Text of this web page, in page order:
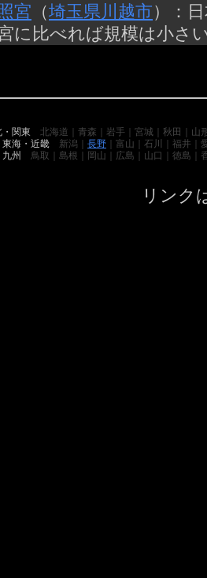
宮 （埼玉県 川越市）：
に比べれば規模は小さ
・関東 北海道｜青森｜岩手｜宮城｜秋田｜山
東海・近畿 新潟｜ 長野 ｜富山｜石川｜福井｜
九州 鳥取｜島根｜岡山｜広島｜山口｜徳島｜
リンク